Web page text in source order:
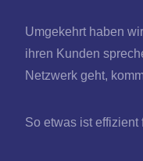
Umgekehrt haben
ihren Kunden
Netzwerk geht,
So etwas ist